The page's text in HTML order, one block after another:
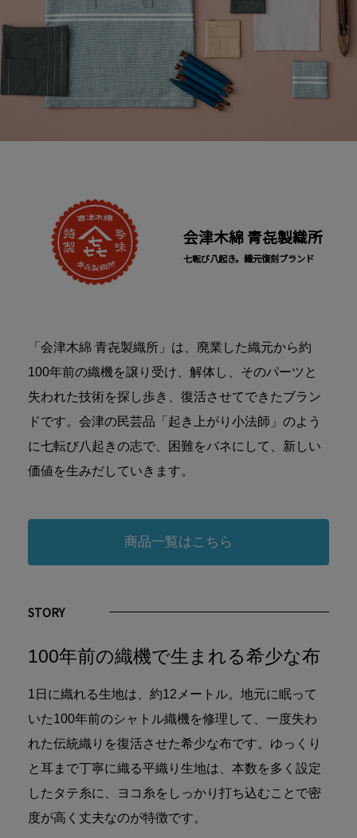
会津木綿 青㐂製織所
七転び八起き。織元復刻ブランド
「会津木綿 青㐂製織所」は、廃業した織元から約
100年前の織機を譲り受け、解体し、そのパーツと
失われた技術を探し歩き、復活させてできたブラン
ドです。会津の民芸品「起き上がり小法師」のよう
に七転び八起きの志で、困難をバネにして、新しい
価値を生みだしていきます。
商品一覧はこちら
STORY
100年前の織機で生まれる希少な布
1日に織れる生地は、約12メートル。地元に眠って
いた100年前のシャトル織機を修理して、一度失わ
れた伝統織りを復活させた希少な布です。ゆっくり
と耳まで丁寧に織る平織り生地は、本数を多く設定
したタテ糸に、ヨコ糸をしっかり打ち込むことで密
度が高く丈夫なのが特徴です。